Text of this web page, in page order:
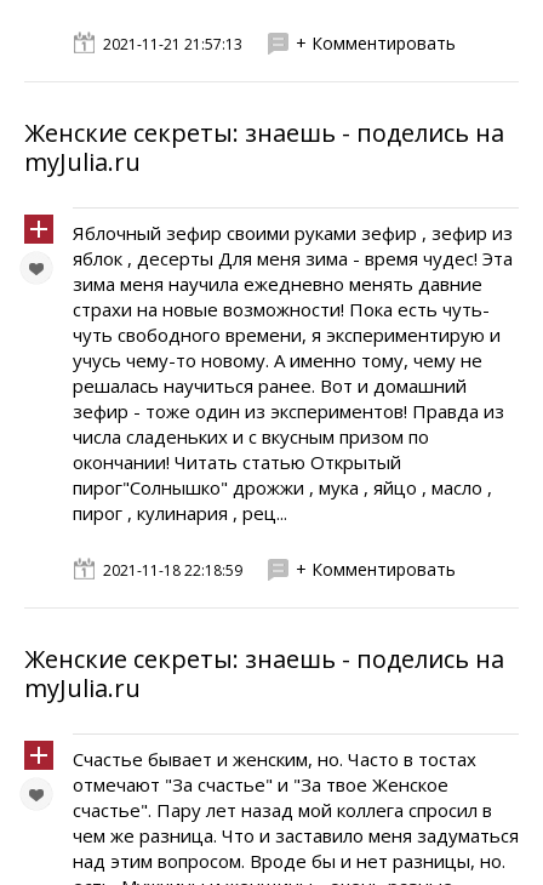
2021-11-21 21:57:13 + Комментировать
Женские секреты: знаешь - поделись на
myJulia.ru
Яблочный зефир своими руками зефир , зефир из
яблок , десерты Для меня зима - время чудес! Эта
зима меня научила ежедневно менять давние
страхи на новые возможности! Пока есть чуть-
чуть свободного времени, я экспериментирую и
учусь чему-то новому. А именно тому, чему не
решалась научиться ранее. Вот и домашний
зефир - тоже один из экспериментов! Правда из
числа сладеньких и с вкусным призом по
окончании! Читать статью Открытый
пирог"Солнышко" дрожжи , мука , яйцо , масло ,
пирог , кулинария , рец...
2021-11-18 22:18:59 + Комментировать
Женские секреты: знаешь - поделись на
myJulia.ru
Счастье бывает и женским, но. Часто в тостах
отмечают "За счастье" и "За твое Женское
счастье". Пару лет назад мой коллега спросил в
чем же разница. Что и заставило меня задуматься
над этим вопросом. Вроде бы и нет разницы, но.